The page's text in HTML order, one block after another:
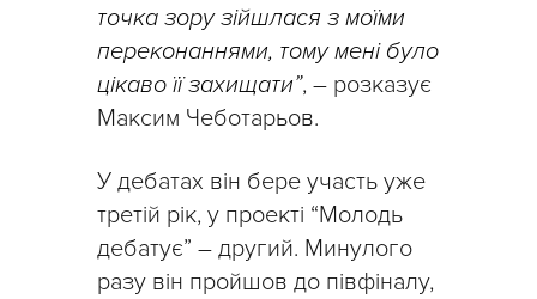
точка зору зійшлася з моїми
переконаннями, тому мені було
цікаво її захищати”, – розказує
Максим Чеботарьов.
У дебатах він бере участь уже
третій рік, у проекті “Молодь
дебатує” – другий. Минулого
разу він пройшов до півфіналу,